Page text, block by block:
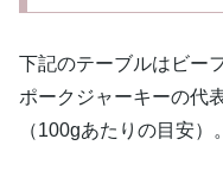
下記のテーブルはビー
ポークジャーキーの代
（100gあたりの目安）。